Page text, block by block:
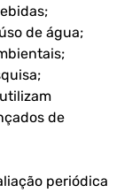
de água;
de
periódica